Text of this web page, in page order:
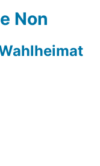
Non